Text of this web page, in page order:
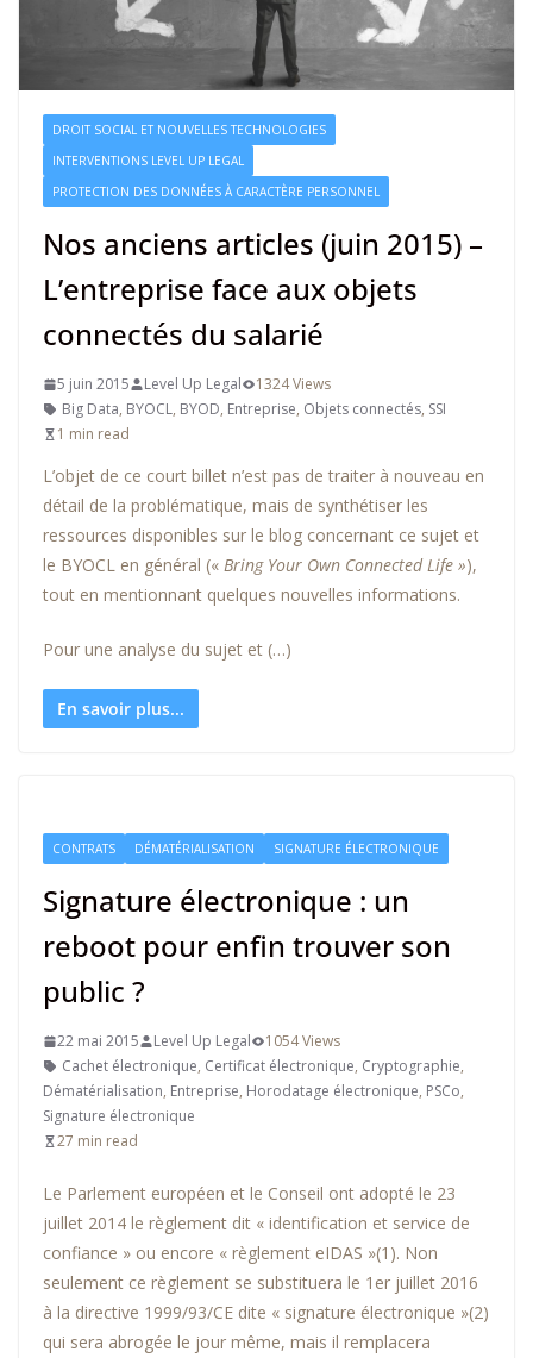
DROIT SOCIAL ET NOUVELLES TECHNOLOGIES
INTERVENTIONS LEVEL UP LEGAL
PROTECTION DES DONNÉES À CARACTÈRE PERSONNEL
Nos anciens articles (juin 2015) –
L’entreprise face aux objets
connectés du salarié
5 juin 2015 Level Up Legal
1324 Views
Big Data, BYOCL, BYOD, Entreprise, Objets connectés, SSI
1 min read
L’objet de ce court billet n’est pas de traiter à nouveau en
détail de la problématique, mais de synthétiser les
ressources disponibles sur le blog concernant ce sujet et
le BYOCL en général (« Bring Your Own Connected Life »),
tout en mentionnant quelques nouvelles informations.
Pour une analyse du sujet et (…)
En savoir plus...
CONTRATS DÉMATÉRIALISATION SIGNATURE ÉLECTRONIQUE
Signature électronique : un
reboot pour enfin trouver son
public ?
22 mai 2015 Level Up Legal
1054 Views
Cachet électronique, Certificat électronique, Cryptographie,
Dématérialisation, Entreprise, Horodatage électronique, PSCo,
Signature électronique
27 min read
Le Parlement européen et le Conseil ont adopté le 23
juillet 2014 le règlement dit « identification et service de
confiance » ou encore « règlement eIDAS »(1). Non
seulement ce règlement se substituera le 1er juillet 2016
à la directive 1999/93/CE dite « signature électronique »(2)
qui sera abrogée le jour même, mais il remplacera